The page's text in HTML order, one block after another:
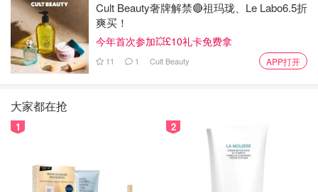
Cult Beauty奢牌解禁🔴祖玛珑、Le Labo6.5折
爽买！
今年首次参加💥£10礼卡免费拿
11 1 Cult Beauty APP打开
大家都在抢
1 2